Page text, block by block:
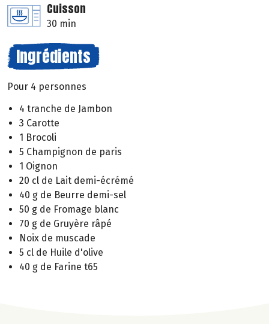
Cuisson
30 min
Ingrédients
Pour 4 personnes
4 tranche de Jambon
3 Carotte
1 Brocoli
5 Champignon de paris
1 Oignon
20 cl de Lait demi-écrémé
40 g de Beurre demi-sel
50 g de Fromage blanc
70 g de Gruyère râpé
Noix de muscade
5 cl de Huile d'olive
40 g de Farine t65